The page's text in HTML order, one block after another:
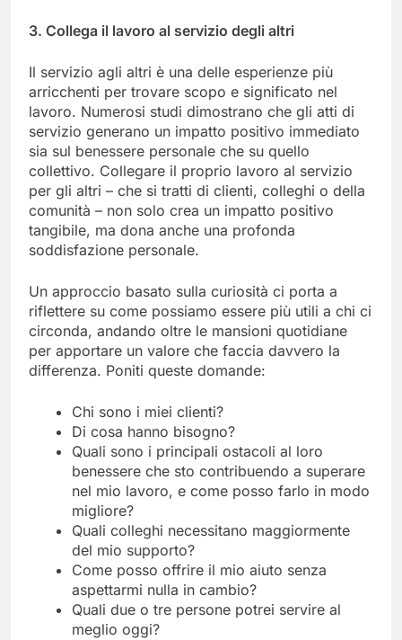
3. Collega il lavoro al servizio degli altri
Il servizio agli altri è una delle esperienze più
arricchenti per trovare scopo e significato nel
lavoro. Numerosi studi dimostrano che gli atti di
servizio generano un impatto positivo immediato
sia sul benessere personale che su quello
collettivo. Collegare il proprio lavoro al servizio
per gli altri – che si tratti di clienti, colleghi o della
comunità – non solo crea un impatto positivo
tangibile, ma dona anche una profonda
soddisfazione personale.
Un approccio basato sulla curiosità ci porta a
riflettere su come possiamo essere più utili a chi ci
circonda, andando oltre le mansioni quotidiane
per apportare un valore che faccia davvero la
differenza. Poniti queste domande:
Chi sono i miei clienti?
Di cosa hanno bisogno?
Quali sono i principali ostacoli al loro
benessere che sto contribuendo a superare
nel mio lavoro, e come posso farlo in modo
migliore?
Quali colleghi necessitano maggiormente
del mio supporto?
Come posso offrire il mio aiuto senza
aspettarmi nulla in cambio?
Quali due o tre persone potrei servire al
meglio oggi?